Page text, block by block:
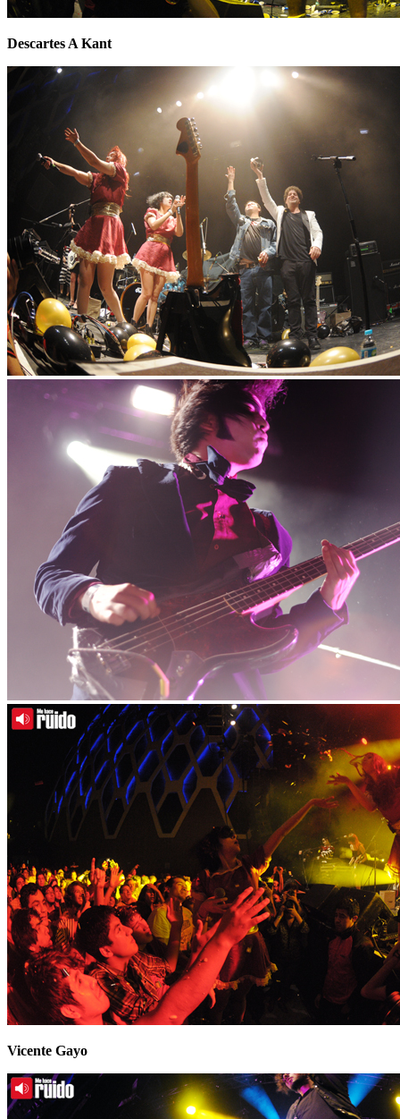
Descartes A Kant
Vicente Gayo